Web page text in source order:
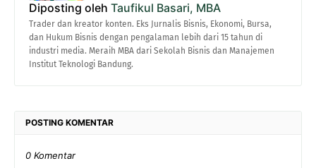
Diposting oleh Taufikul Basari, MBA
Trader dan kreator konten. Eks Jurnalis Bisnis, Ekonomi, Bursa,
dan Hukum Bisnis dengan pengalaman lebih dari 15 tahun di
industri media. Meraih MBA dari Sekolah Bisnis dan Manajemen
Institut Teknologi Bandung.
POSTING KOMENTAR
0 Komentar